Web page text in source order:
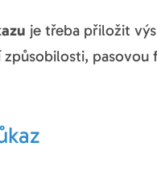
je třeba přiložit
pasovou